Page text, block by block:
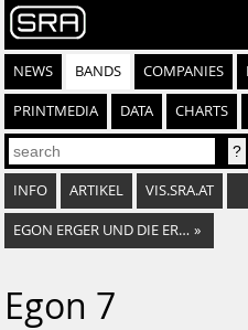
NEWS BANDS COMPANIES
PRINTMEDIA DATA CHARTS
INFO ARTIKEL VIS.SRA.AT
EGON ERGER UND DIE ERGSTEN »
Egon 7